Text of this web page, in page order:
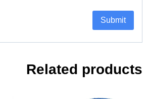
Related products